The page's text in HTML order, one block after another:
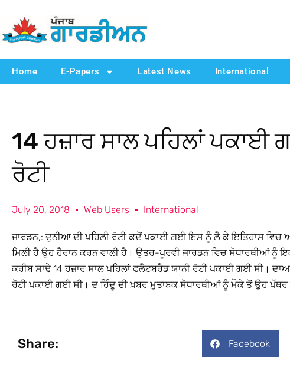
Home E-Papers Latest News International
14 ਹਜ਼ਾਰ ਸਾਲ ਪਹਿਲਾਂ ਪਕਾਈ
ਰੋਟੀ
July 20, 2018 Web Users International
ਜਾਰਡਨ,: ਦੁਨੀਆ ਦੀ ਪਹਿਲੀ ਰੋਟੀ ਕਦੋਂ ਪਕਾਈ ਗਈ ਇਸ ਨੂੰ ਲੈ ਕੇ ਇਤਿਹਾਸ
ਮਿਲੀ ਹੈ ਉਹ ਹੈਰਾਨ ਕਰਨ ਵਾਲੀ ਹੈ। ਉਤਰ-ਪੂਰਵੀ ਜਾਰਡਨ ਵਿਚ ਸੋਧਾਰਥੀਆਂ ਨੂੰ
ਕਰੀਬ ਸਾਢੇ 14 ਹਜ਼ਾਰ ਸਾਲ ਪਹਿਲਾਂ ਫਲੈਟਬਰੈਡ ਯਾਨੀ ਰੋਟੀ ਪਕਾਈ ਗਈ ਸੀ।
ਰੋਟੀ ਪਕਾਈ ਗਈ ਸੀ। ਦ ਹਿੰਦੂ ਦੀ ਖ਼ਬਰ ਮੁਤਾਬਕ ਸੋਧਾਰਥੀਆਂ ਨੂੰ ਮੌਕੇ ਤੋਂ ਉਹ ਪੱਥਰ
Share: Facebook